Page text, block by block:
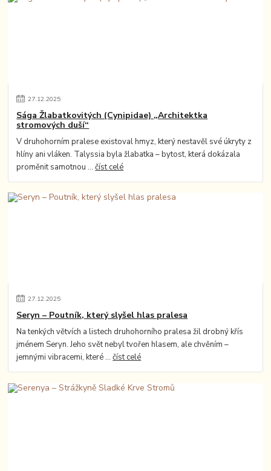
27.12.2025
Sága Žlabatkovitých (Cynipidae) „Architektka
stromových duší“
V druhohorním pralese existoval hmyz, který nestavěl své úkryty z
hlíny ani vláken. Talyssia byla žlabatka – bytost, která dokázala
proměnit samotnou ...číst celé
27.12.2025
Seryn – Poutník, který slyšel hlas pralesa
Na tenkých větvích a listech druhohorního pralesa žil drobný křís
jménem Seryn. Jeho svět nebyl tvořen hlasem, ale chvěním –
jemnými vibracemi, které ...číst celé